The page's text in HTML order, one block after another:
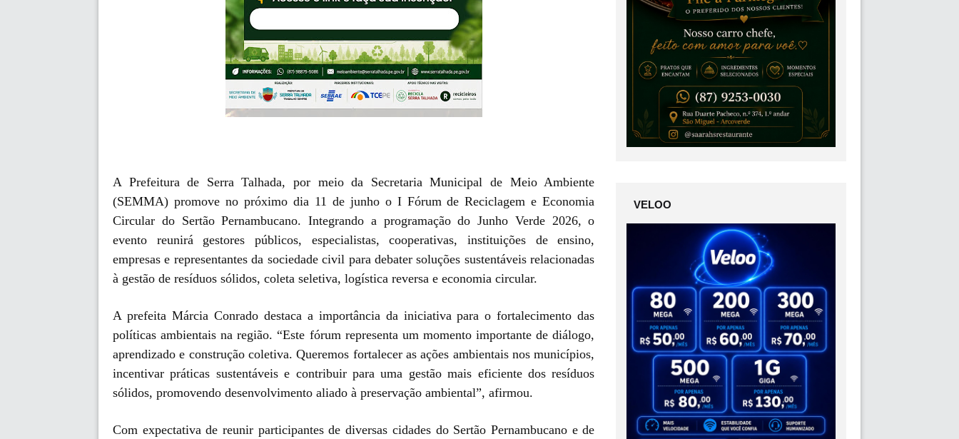
A Prefeitura de Serra Talhada, por meio da Secretaria Municipal de Meio Ambiente
(SEMMA) promove no próximo dia 11 de junho o I Fórum de Reciclagem e Economia
Circular do Sertão Pernambucano. Integrando a programação do Junho Verde 2026, o
evento reunirá gestores públicos, especialistas, cooperativas, instituições de ensino,
empresas e representantes da sociedade civil para debater soluções sustentáveis relacionadas
à gestão de resíduos sólidos, coleta seletiva, logística reversa e economia circular.
A prefeita Márcia Conrado destaca a importância da iniciativa para o fortalecimento das
políticas ambientais na região. “Este fórum representa um momento importante de diálogo,
aprendizado e construção coletiva. Queremos fortalecer as ações ambientais nos municípios,
incentivar práticas sustentáveis e contribuir para uma gestão mais eficiente dos resíduos
sólidos, promovendo desenvolvimento aliado à preservação ambiental”, afirmou.
Com expectativa de reunir participantes de diversas cidades do Sertão Pernambucano e de
VELOO